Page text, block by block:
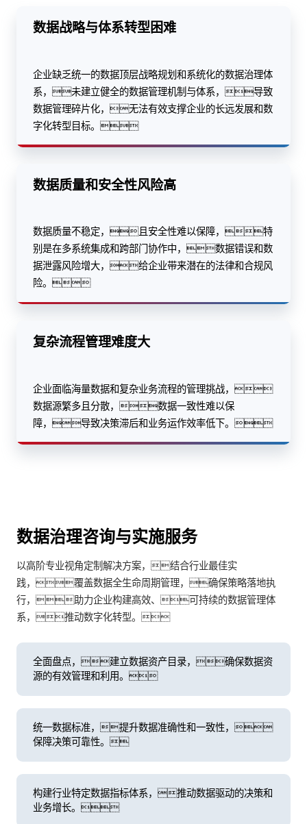
数据战略与体系转型困难
企业缺乏统一的数据顶层战略规划和系统化的数据治理体
系，未建立健全的数据管理机制与体系，导致
数据管理碎片化，无法有效支撑企业的长远发展和数
字化转型目标。
数据质量和安全性风险高
数据质量不稳定，且安全性难以保障，特
别是在多系统集成和跨部门协作中，数据错误和数
据泄露风险增大，给企业带来潜在的法律和合规风
险。
复杂流程管理难度大
企业面临海量数据和复杂业务流程的管理挑战，
数据源繁多且分散，数据一致性难以保
障，导致决策滞后和业务运作效率低下。
数据治理咨询与实施服务
以高阶专业视角定制解决方案，结合行业最佳实
践，覆盖数据全生命周期管理，确保策略落地执
行，助力企业构建高效、可持续的数据管理体
系，推动数字化转型。
全面盘点，建立数据资产目录，确保数据资
源的有效管理和利用。
统一数据标准，提升数据准确性和一致性，
保障决策可靠性。
构建行业特定数据指标体系，推动数据驱动的决策和
业务增长。